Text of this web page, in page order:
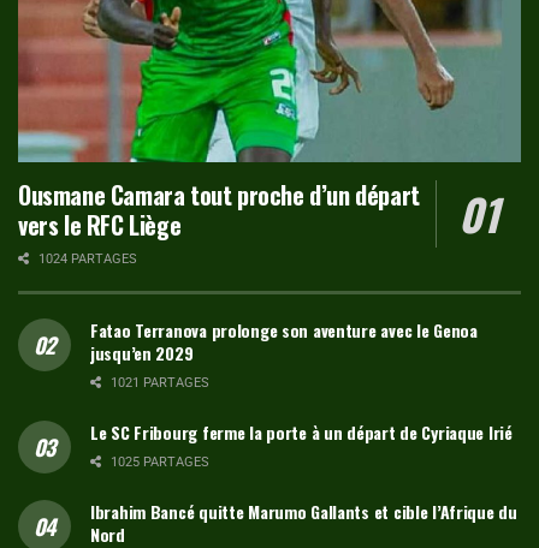
Ousmane Camara tout proche d’un départ
vers le RFC Liège
1024 PARTAGES
Fatao Terranova prolonge son aventure avec le Genoa
jusqu’en 2029
1021 PARTAGES
Le SC Fribourg ferme la porte à un départ de Cyriaque Irié
1025 PARTAGES
Ibrahim Bancé quitte Marumo Gallants et cible l’Afrique du
Nord